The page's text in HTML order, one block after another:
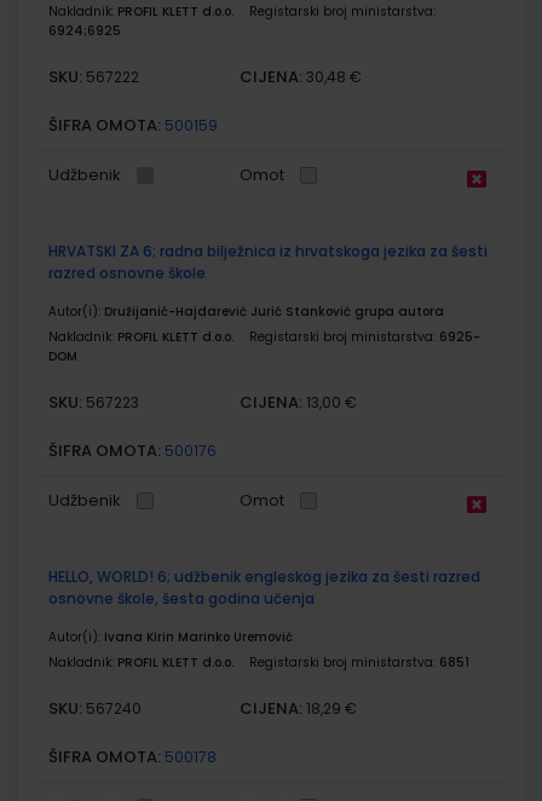
Nakladnik: PROFIL KLETT d.o.o.
Registarski broj ministarstva:
6924;6925
SKU: 567222 CIJENA: 30,48 €
ŠIFRA OMOTA: 500159
Udžbenik Omot
HRVATSKI ZA 6; radna bilježnica iz hrvatskoga jezika za šesti
razred osnovne škole
Autor(i): Družijanić-Hajdarević Jurić Stanković grupa autora
Nakladnik: PROFIL KLETT d.o.o. Registarski broj ministarstva: 6925-
DOM
SKU: 567223 CIJENA: 13,00 €
ŠIFRA OMOTA: 500176
Udžbenik Omot
HELLO, WORLD! 6; udžbenik engleskog jezika za šesti razred
osnovne škole, šesta godina učenja
Autor(i): Ivana Kirin Marinko Uremović
Nakladnik: PROFIL KLETT d.o.o. Registarski broj ministarstva: 6851
SKU: 567240 CIJENA: 18,29 €
ŠIFRA OMOTA: 500178